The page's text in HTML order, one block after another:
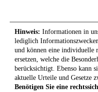
Hinweis: Informationen in
lediglich
und können eine individuelle
ersetzen, welche die
berücksichtigt. Ebenso kann
aktuelle Urteile und Gesetze
Benötigen Sie eine